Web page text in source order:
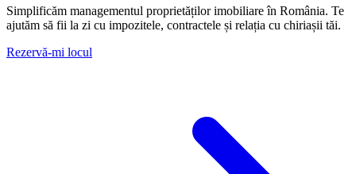
Simplificăm managementul proprietăților imobiliare în România. Te
ajutăm să fii la zi cu impozitele, contractele și relația cu chiriașii tăi.
Rezervă-mi locul